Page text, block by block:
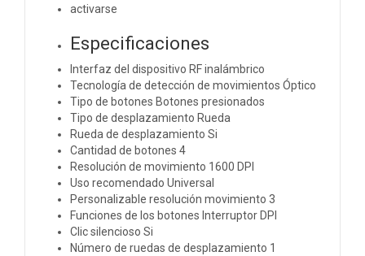
activarse
Especificaciones
Interfaz del dispositivo RF inalámbrico
Tecnología de detección de movimientos Óptico
Tipo de botones Botones presionados
Tipo de desplazamiento Rueda
Rueda de desplazamiento Si
Cantidad de botones 4
Resolución de movimiento 1600 DPI
Uso recomendado Universal
Personalizable resolución movimiento 3
Funciones de los botones Interruptor DPI
Clic silencioso Si
Número de ruedas de desplazamiento 1